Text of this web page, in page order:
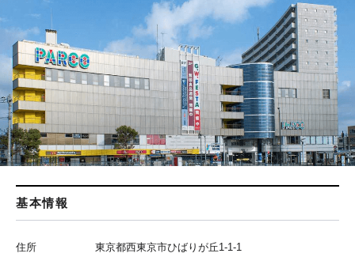
基本情報
住所 東京都西東京市ひばりが丘1-1-1